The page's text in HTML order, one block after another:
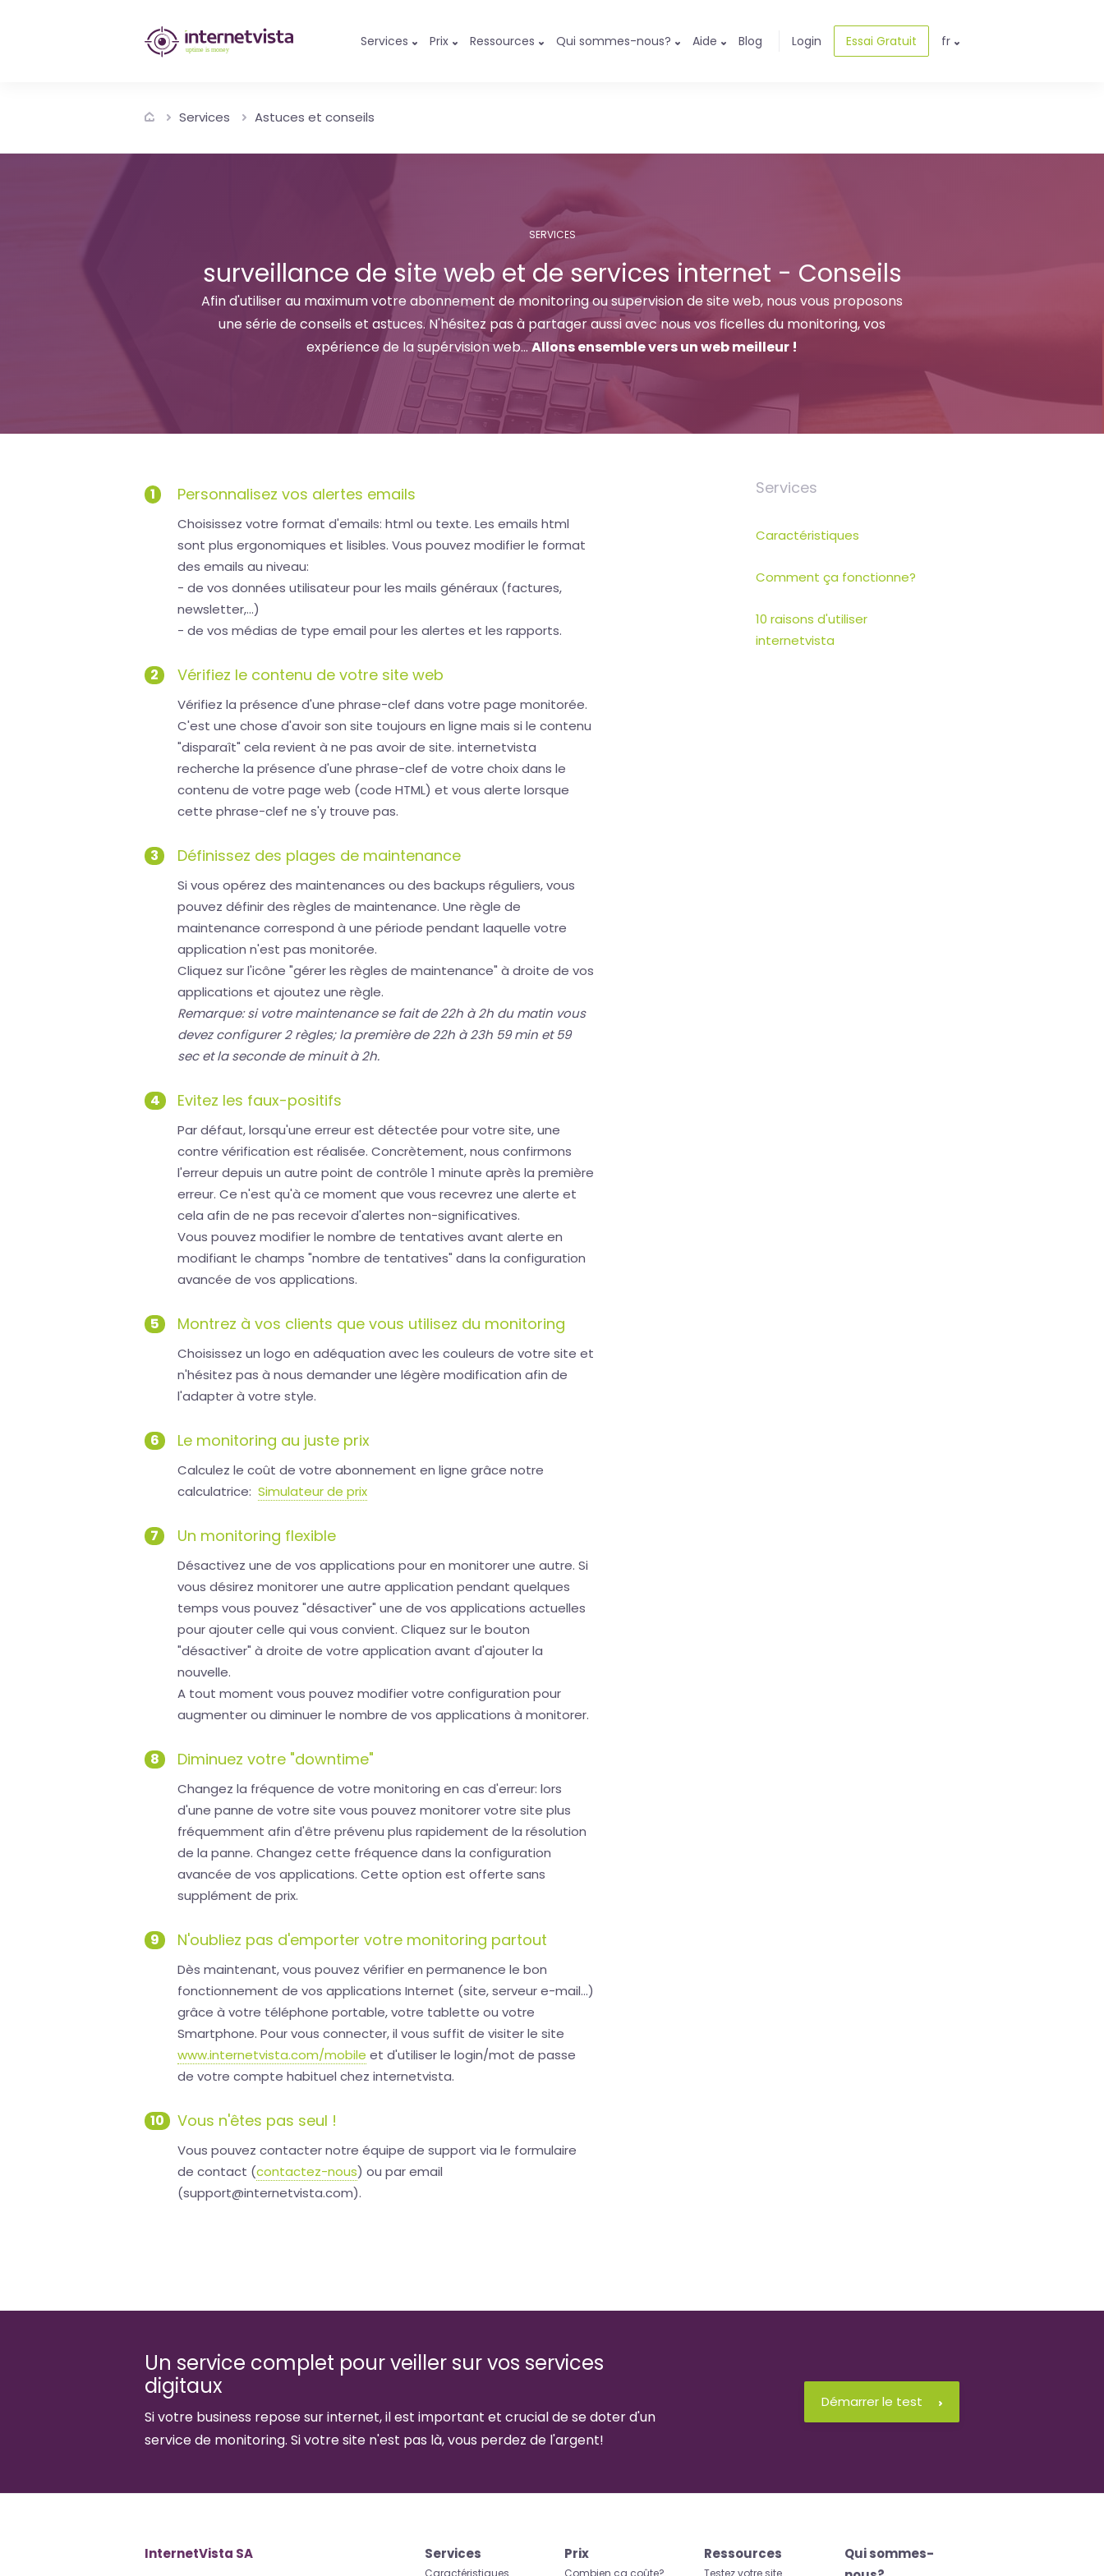
internetvista
-
services
Uptime
is
Services Prix Ressources Qui sommes-nous? Aide Blog Login Essai Gratuit fr
Services Astuces et conseils
SERVICES
surveillance de site web et de services internet - Conseils
Afin d'utiliser au maximum votre abonnement de monitoring ou supervision de site web, nous vous proposons
une série de conseils et astuces. N'hésitez pas à partager aussi avec nous vos ficelles du monitoring, vos
expérience de la supérvision web...Allons ensemble vers un web meilleur !
1 Personnalisez vos alertes emails
Choisissez votre format d'emails: html ou texte. Les emails html
sont plus ergonomiques et lisibles. Vous pouvez modifier le format
des emails au niveau:
- de vos données utilisateur pour les mails généraux (factures,
newsletter,...)
- de vos médias de type email pour les alertes et les rapports.
2 Vérifiez le contenu de votre site web
Vérifiez la présence d'une phrase-clef dans votre page monitorée.
C'est une chose d'avoir son site toujours en ligne mais si le contenu
"disparaît" cela revient à ne pas avoir de site. internetvista
recherche la présence d'une phrase-clef de votre choix dans le
contenu de votre page web (code HTML) et vous alerte lorsque
cette phrase-clef ne s'y trouve pas.
3 Définissez des plages de maintenance
Si vous opérez des maintenances ou des backups réguliers, vous
pouvez définir des règles de maintenance. Une règle de
maintenance correspond à une période pendant laquelle votre
application n'est pas monitorée.
Cliquez sur l'icône "gérer les règles de maintenance" à droite de vos
applications et ajoutez une règle.
Remarque: si votre maintenance se fait de 22h à 2h du matin vous
devez configurer 2 règles; la première de 22h à 23h 59 min et 59
sec et la seconde de minuit à 2h.
4 Evitez les faux-positifs
Par défaut, lorsqu'une erreur est détectée pour votre site, une
contre vérification est réalisée. Concrètement, nous confirmons
l'erreur depuis un autre point de contrôle 1 minute après la première
erreur. Ce n'est qu'à ce moment que vous recevrez une alerte et
cela afin de ne pas recevoir d'alertes non-significatives.
Vous pouvez modifier le nombre de tentatives avant alerte en
modifiant le champs "nombre de tentatives" dans la configuration
avancée de vos applications.
5 Montrez à vos clients que vous utilisez du monitoring
Choisissez un logo en adéquation avec les couleurs de votre site et
n'hésitez pas à nous demander une légère modification afin de
l'adapter à votre style.
6 Le monitoring au juste prix
Calculez le coût de votre abonnement en ligne grâce notre
calculatrice: Simulateur de prix
7 Un monitoring flexible
Désactivez une de vos applications pour en monitorer une autre. Si
vous désirez monitorer une autre application pendant quelques
temps vous pouvez "désactiver" une de vos applications actuelles
pour ajouter celle qui vous convient. Cliquez sur le bouton
"désactiver" à droite de votre application avant d'ajouter la
nouvelle.
A tout moment vous pouvez modifier votre configuration pour
augmenter ou diminuer le nombre de vos applications à monitorer.
8 Diminuez votre "downtime"
Changez la fréquence de votre monitoring en cas d'erreur: lors
d'une panne de votre site vous pouvez monitorer votre site plus
fréquemment afin d'être prévenu plus rapidement de la résolution
de la panne. Changez cette fréquence dans la configuration
avancée de vos applications. Cette option est offerte sans
supplément de prix.
9 N'oubliez pas d'emporter votre monitoring partout
Dès maintenant, vous pouvez vérifier en permanence le bon
fonctionnement de vos applications Internet (site, serveur e-mail...)
grâce à votre téléphone portable, votre tablette ou votre
Smartphone. Pour vous connecter, il vous suffit de visiter le site
www.internetvista.com/mobile et d'utiliser le login/mot de passe
de votre compte habituel chez internetvista.
10 Vous n'êtes pas seul !
Vous pouvez contacter notre équipe de support via le formulaire
de contact (contactez-nous) ou par email
(support@internetvista.com).
Services
Caractéristiques
Comment ça fonctionne?
10 raisons d'utiliser
internetvista
Un service complet pour veiller sur vos services
digitaux
Si votre business repose sur internet, il est important et crucial de se doter d'un
service de monitoring. Si votre site n'est pas là, vous perdez de l'argent!
Démarrer le test
InternetVista SA Services
Caractéristiques
Prix
Combien ça coûte?
Ressources
Testez votre site
Qui sommes-